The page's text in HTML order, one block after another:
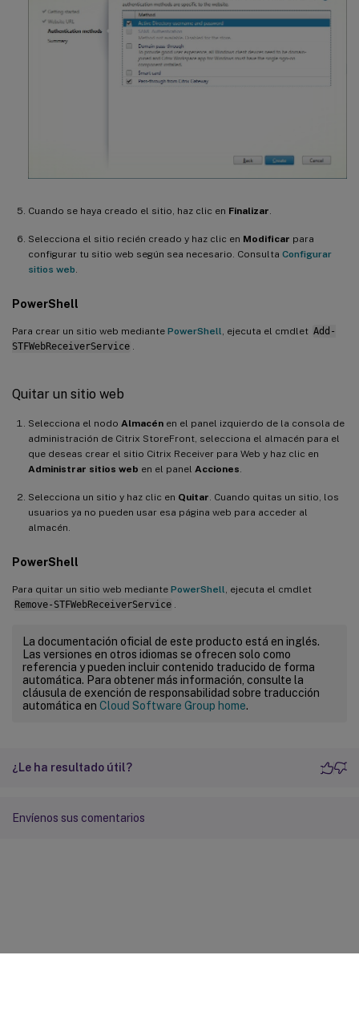
Cuando se haya creado el sitio, haz clic en Finalizar.
Selecciona el sitio recién creado y haz clic en Modificar para
configurar tu sitio web según sea necesario. Consulta Configurar
sitios web.
PowerShell
Para crear un sitio web mediante PowerShell, ejecuta el cmdlet Add-
STFWebReceiverService .
Quitar un sitio web
Selecciona el nodo Almacén en el panel izquierdo de la consola de
administración de Citrix StoreFront, selecciona el almacén para el
que deseas crear el sitio Citrix Receiver para Web y haz clic en
Administrar sitios web en el panel Acciones.
Selecciona un sitio y haz clic en Quitar. Cuando quitas un sitio, los
usuarios ya no pueden usar esa página web para acceder al
almacén.
PowerShell
Para quitar un sitio web mediante PowerShell, ejecuta el cmdlet
Remove-STFWebReceiverService .
La documentación oficial de este producto está en inglés.
Las versiones en otros idiomas se ofrecen solo como
referencia y pueden incluir contenido traducido de forma
automática. Para obtener más información, consulte la
cláusula de exención de responsabilidad sobre traducción
automática en Cloud Software Group home.
¿Le ha resultado útil?
Envíenos sus comentarios